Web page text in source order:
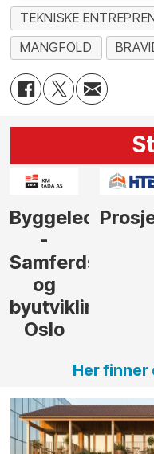
TEKNISKE
MANGFOLD
Prosjektleder
Her finner